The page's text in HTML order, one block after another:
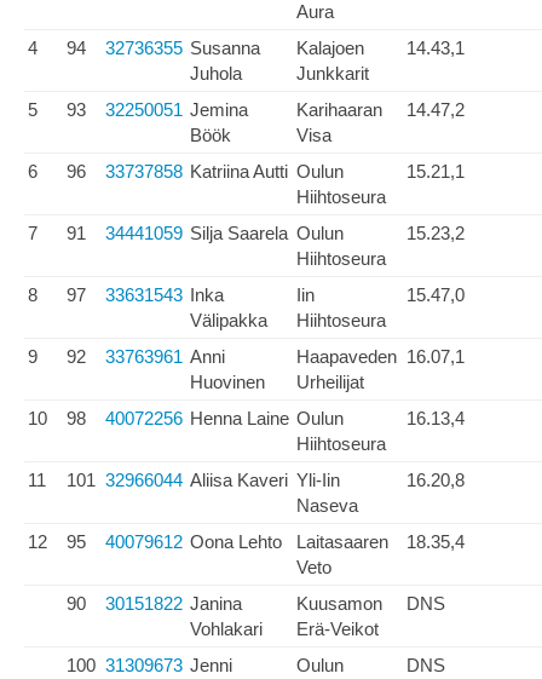
Aura
4 94 32736355 Susanna
Juhola
Kalajoen
Junkkarit
14.43,1
5 93 32250051 Jemina
Böök
Karihaaran
Visa
14.47,2
6 96 33737858 Katriina Autti Oulun
Hiihtoseura
15.21,1
7 91 34441059 Silja Saarela Oulun
Hiihtoseura
15.23,2
8 97 33631543 Inka
Välipakka
Iin
Hiihtoseura
15.47,0
9 92 33763961 Anni
Huovinen
Haapaveden
Urheilijat
16.07,1
10 98 40072256 Henna Laine Oulun
Hiihtoseura
16.13,4
11 101 32966044 Aliisa Kaveri Yli-Iin
Naseva
16.20,8
12 95 40079612 Oona Lehto
Laitasaaren
Veto
18.35,4
90 30151822 Janina
Vohlakari
Kuusamon
Erä-Veikot
DNS
100 31309673 Jenni
Oulun
DNS